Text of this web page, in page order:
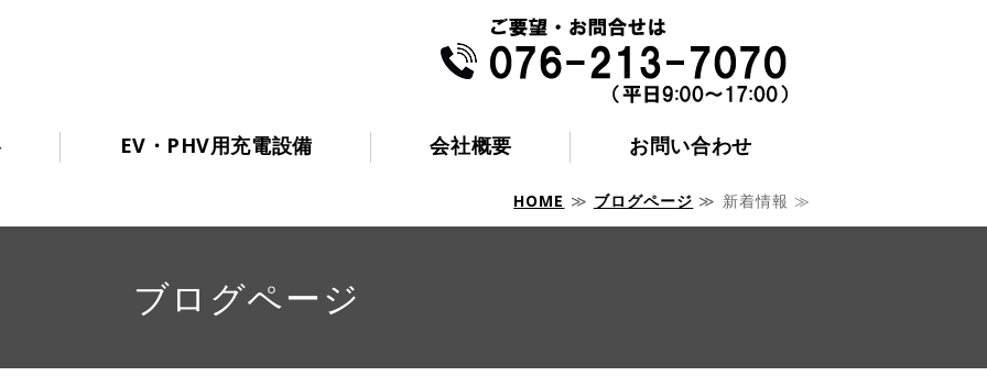
EV・PHV用充電設備 会社概要 お問い合わせ
HOME ≫ ブログページ ≫ 新着情報 ≫
ブログページ